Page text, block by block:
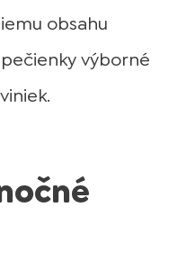
obsahu
výborné